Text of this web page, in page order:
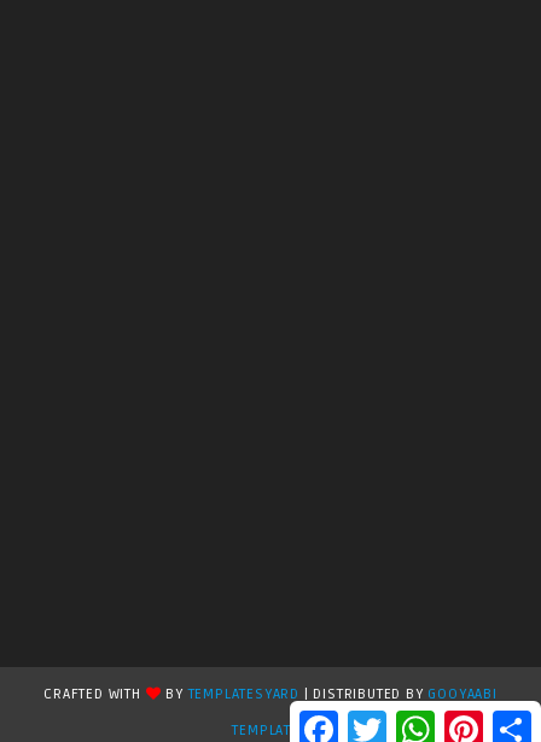
T
W
P
CRAFTED WITH BYTEMPLATESYARD | DISTRIBUTED BY GOOYAABI
TEMPLATES